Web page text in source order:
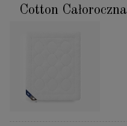
Cotton Całoroczna